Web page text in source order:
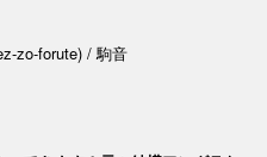
zo-forute) / 駒音